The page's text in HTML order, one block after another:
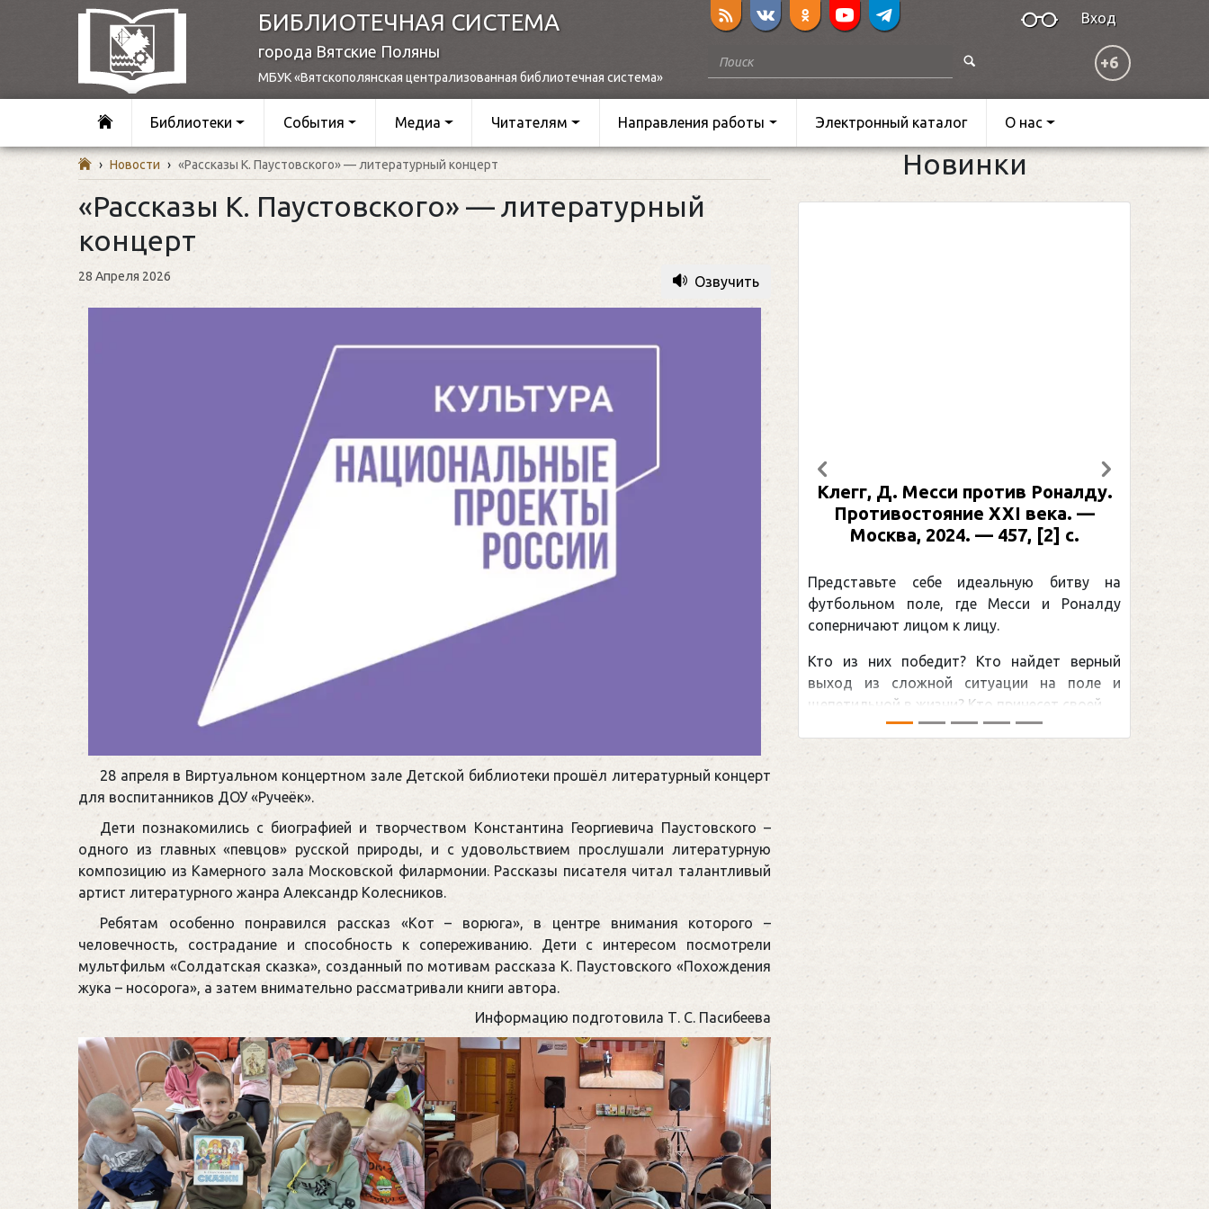
БИБЛИОТЕЧНАЯ СИСТЕМА
города Вятские Поляны
МБУК «Вятскополянская централизованная библиотечная система»
Вход
+6
Библиотеки События Медиа Читателям Направления работы Электронный каталог О нас
› Новости › «Рассказы К. Паустовского» — литературный концерт
«Рассказы К. Паустовского» — литературный
концерт
28 Апреля 2026 Озвучить
28 апреля в Виртуальном концертном зале Детской библиотеки прошёл литературный концерт
для воспитанников ДОУ «Ручеёк».
Дети познакомились с биографией и творчеством Константина Георгиевича Паустовского –
одного из главных «певцов» русской природы, и с удовольствием прослушали литературную
композицию из Камерного зала Московской филармонии. Рассказы писателя читал талантливый
артист литературного жанра Александр Колесников.
Ребятам особенно понравился рассказ «Кот – ворюга», в центре внимания которого –
человечность, сострадание и способность к сопереживанию. Дети с интересом посмотрели
мультфильм «Солдатская сказка», созданный по мотивам рассказа К. Паустовского «Похождения
жука – носорога», а затем внимательно рассматривали книги автора.
Информацию подготовила Т. С. Пасибеева
Новинки
Клегг, Д. Месси против Роналду.
Противостояние XXI века. —
Москва, 2024. — 457, [2] с.
Представьте себе идеальную битву на
футбольном поле, где Месси и Роналду
соперничают лицом к лицу.
Кто из них победит? Кто найдет верный
выход из сложной ситуации на поле и
щепетильной в жизни? Кто принесет своей ...
Предыдущий Следующий